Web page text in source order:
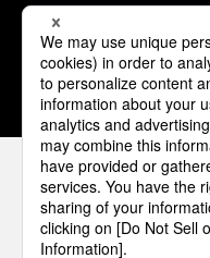
1 2
パナソニックの